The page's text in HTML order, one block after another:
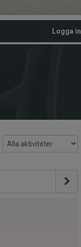
Logga in